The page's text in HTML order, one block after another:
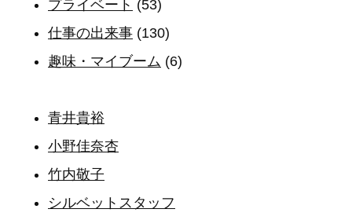
プライベート (53)
仕事の出来事 (130)
趣味・マイブーム (6)
青井貴裕
小野佳奈杏
竹内敬子
シルベットスタッフ